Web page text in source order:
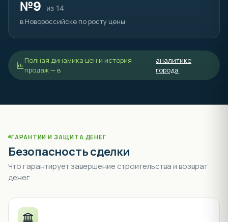
№9 из 14
в Новороссийске по росту цены
Полная динамика цен и история
продаж — в
аналитике
города
.
ГАРАНТИИ И ЗАЩИТА ДЕНЕГ
Безопасность сделки
Что гарантирует завершение строительства и возврат
денег